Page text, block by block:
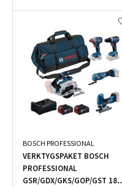
BOSCH PROFESSIONAL
VERKTYGSPAKET BOSCH
PROFESSIONAL
GSR/GDX/GKS/GOP/GST 18V